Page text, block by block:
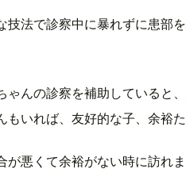
技法で診察中に暴れずに患部
ゃんの診察を補助していると
もいれば、友好的な子、余裕
が悪くて余裕がない時に訪れ